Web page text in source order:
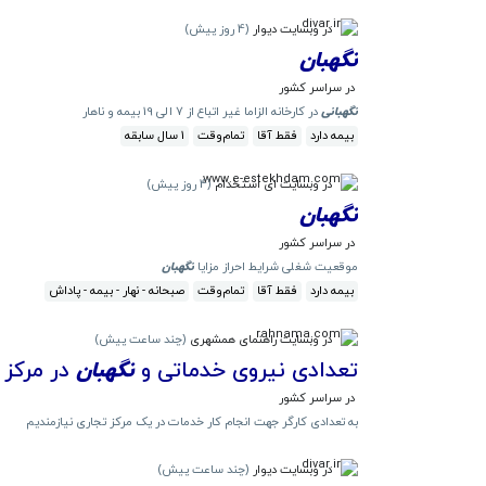
در وبسایت دیوار (4 روز پیش )
نگهبان
در سراسر کشور
نگهبانیدر کارخانه الزاما غیر اتباع از 7 الی 19 بیمه و ناهار
بیمه دارد
فقط آقا تمام‌وقت 1 سال سابقه
در وبسایت ای استخدام(4 روز پیش )
نگهبان
در سراسر کشور
موقعیت شغلی شرایط احراز مزایا نگهبان
بیمه دارد
فقط آقا تمام‌وقت صبحانه - نهار - بیمه - پاداش
در وبسایت راهنمای همشهری (چند ساعت پیش)
تعدادی نیروی خدماتی ونگهبان در
در سراسر کشور
به تعدادی کارگر جهت انجام کار خدمات در یک مرکز تجاری نیازمندیم
در وبسایت دیوار (چند ساعت پیش)